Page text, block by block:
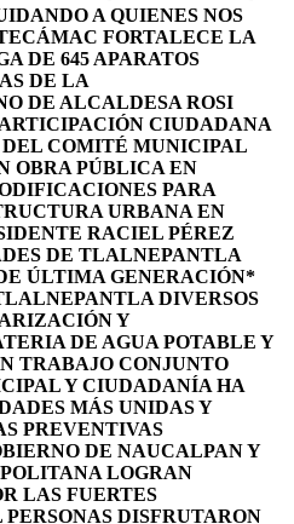
A QUIENES NOS
FORTALECE LA
DE 645 APARATOS
DE LA
DE ALCALDESA ROSI
CIUDADANA
COMITÉ MUNICIPAL
OBRA PÚBLICA EN
PARA
URBANA EN
RACIEL PÉREZ
DE TLALNEPANTLA
ÚLTIMA GENERACIÓN*
DIVERSOS
Y
DE AGUA POTABLE Y
TRABAJO CONJUNTO
Y CIUDADANÍA HA
MÁS UNIDAS Y
PREVENTIVAS
DE NAUCALPAN Y
LOGRAN
LAS FUERTES
DISFRUTARON